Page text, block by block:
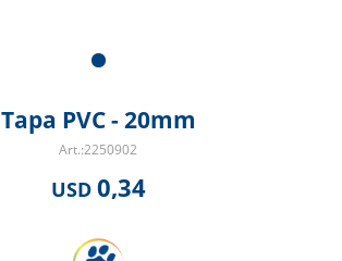
Tapa PVC - 20mm
2250902
USD 0,34